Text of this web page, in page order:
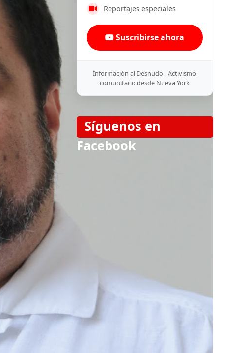
Reportajes especiales
Suscribirse ahora
Información al Desnudo - Activismo
comunitario desde Nueva York
Síguenos en
Facebook